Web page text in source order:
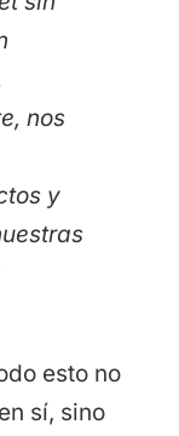
nos
y
esto no
sí, sino